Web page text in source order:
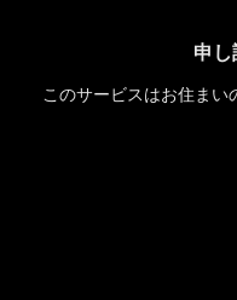
申し
このサービスはお住まい